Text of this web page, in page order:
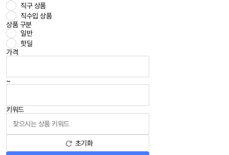
직구 상품
직수입 상품
상품 구분
일반
핫딜
가격
~
키워드
초기화